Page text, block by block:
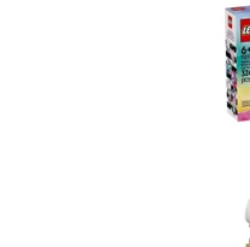
Užijte si
kamarádi z
postav ze
holky od 6